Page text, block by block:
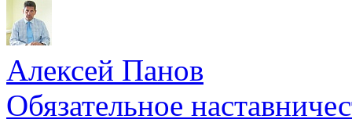
Алексей Панов
Обязательное